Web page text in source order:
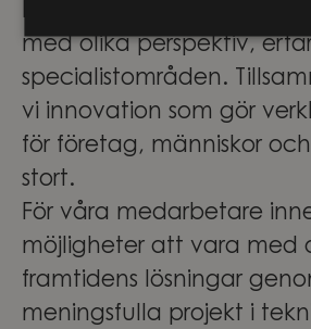
På Knightec Group samlas
med olika perspektiv,
specialistområden.
vi innovation som gör
för företag, människor
stort.
För våra medarbetare
möjligheter att vara med
framtidens lösningar
meningsfulla projekt i